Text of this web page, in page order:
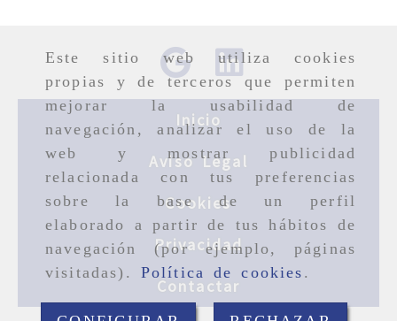
Este sitio web utiliza cookies
propias y de terceros que permiten
mejorar la usabilidad de
navegación, analizar el uso de la
web y mostrar publicidad
relacionada con tus preferencias
sobre la base de un perfil
elaborado a partir de tus hábitos de
navegación (por ejemplo, páginas
visitadas). Política de cookies .
Inicio
Aviso Legal
Cookies
Privacidad
Contactar